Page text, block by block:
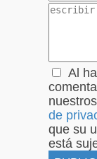
Al
nuestros
de
que su
está